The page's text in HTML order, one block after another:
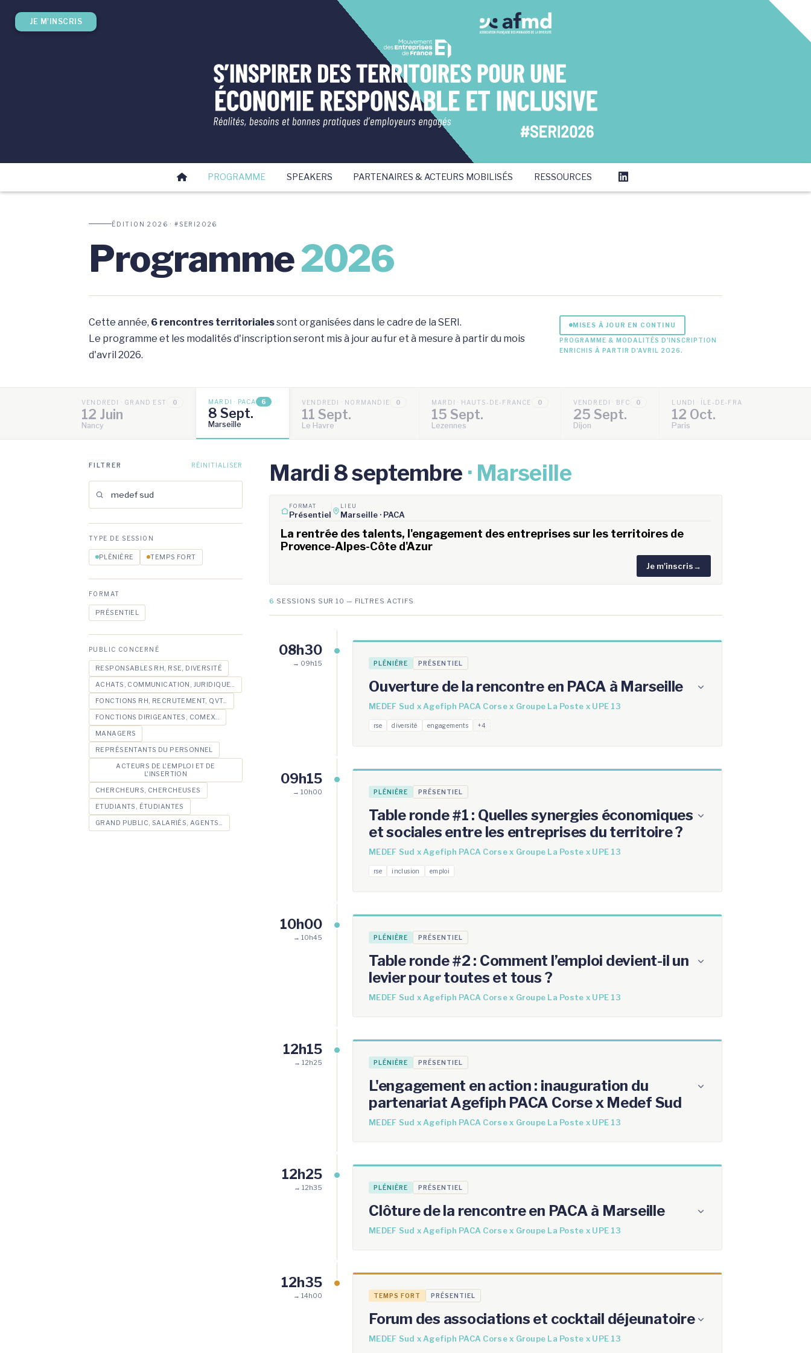
JE M'INSCRIS
PROGRAMME SPEAKERS PARTENAIRES & ACTEURS MOBILISÉS RESSOURCES
ÉDITION 2026 · #SERI2026
Programme2026
Cette année, 6 rencontres territorialessont organisées dans le cadre de la SERI.
Le programme et les modalités d'inscription seront mis à jour au fur et à mesure à partir du mois
d'avril 2026.
MISES À JOUR EN CONTINU
PROGRAMME & MODALITÉS D'INSCRIPTION
ENRICHIS À PARTIR D'AVRIL 2026.
VENDREDI · GRAND EST 0
12 Juin
Nancy
MARDI · PACA 6
8 Sept.
Marseille
VENDREDI · NORMANDIE 0
11 Sept.
Le Havre
MARDI · HAUTS-DE-FRANCE 0
15 Sept.
Lezennes
VENDREDI · BFC 0
25 Sept.
Dijon
LUNDI · ÎLE-DE-FRANCE
12 Oct.
Paris
FILTRER RÉINITIALISER
TYPE DE SESSION
PLÉNIÈRE TEMPS FORT
FORMAT
PRÉSENTIEL
PUBLIC CONCERNÉ
RESPONSABLES RH, RSE, DIVERSITÉ
ACHATS, COMMUNICATION, JURIDIQUE...
FONCTIONS RH, RECRUTEMENT, QVT...
FONCTIONS DIRIGEANTES, COMEX...
MANAGERS
REPRÉSENTANTS DU PERSONNEL
ACTEURS DE L'EMPLOI ET DE
L'INSERTION
CHERCHEURS, CHERCHEUSES
ETUDIANTS, ÉTUDIANTES
GRAND PUBLIC, SALARIÉS, AGENTS...
Mardi 8 septembre · Marseille
FORMAT
Présentiel
LIEU
Marseille · PACA
La rentrée des talents, l'engagement des entreprises sur les territoires de
Provence-Alpes-Côte d'Azur
Je m'inscris→
6 SESSIONS SUR 10 — FILTRES ACTIFS
08h30
→ 09h15 PLÉNIÈRE PRÉSENTIEL
Ouverture de la rencontre en PACA à Marseille
MEDEF Sud x Agefiph PACA Corse x Groupe La Poste x UPE 13
rse diversité engagements +4
09h15
→ 10h00 PLÉNIÈRE PRÉSENTIEL
Table ronde #1 : Quelles synergies économiques
et sociales entre les entreprises du territoire ?
MEDEF Sud x Agefiph PACA Corse x Groupe La Poste x UPE 13
rse inclusion emploi
10h00
→ 10h45 PLÉNIÈRE PRÉSENTIEL
Table ronde #2 : Comment l’emploi devient-il un
levier pour toutes et tous ?
MEDEF Sud x Agefiph PACA Corse x Groupe La Poste x UPE 13
12h15
→ 12h25 PLÉNIÈRE PRÉSENTIEL
L'engagement en action : inauguration du
partenariat Agefiph PACA Corse x Medef Sud
MEDEF Sud x Agefiph PACA Corse x Groupe La Poste x UPE 13
12h25
→ 12h35 PLÉNIÈRE PRÉSENTIEL
Clôture de la rencontre en PACA à Marseille
MEDEF Sud x Agefiph PACA Corse x Groupe La Poste x UPE 13
12h35
→ 14h00 TEMPS FORT PRÉSENTIEL
Forum des associations et cocktail déjeunatoire
MEDEF Sud x Agefiph PACA Corse x Groupe La Poste x UPE 13